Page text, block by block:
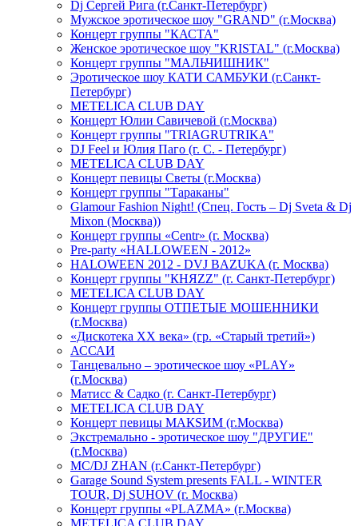
Dj Сергей Рига (г.Санкт-Петербург)
Мужское эротическое шоу "GRAND" (г.Москва)
Концерт группы "КАСТА"
Женское эротическое шоу "KRISTAL" (г.Москва)
Концерт группы "МАЛЬЧИШНИК"
Эротическое шоу КАТИ САМБУКИ (г.Санкт-
Петербург)
METELICA CLUB DAY
Концерт Юлии Савичевой (г.Москва)
Концерт группы "TRIAGRUTRIKA"
DJ Feel и Юлия Паго (г. С. - Петербург)
METELICA CLUB DAY
Концерт певицы Светы (г.Москва)
Концерт группы "Тараканы"
Glamour Fashion Night! (Спец. Гость – Dj Sveta & Dj
Mixon (Москва))
Концерт группы «Centr» (г. Москва)
Pre-party «HALLOWEEN - 2012»
HALOWEEN 2012 - DVJ BAZUKA (г. Москва)
Концерт группы "КНЯZZ" (г. Санкт-Петербург)
METELICA CLUB DAY
Концерт группы ОТПЕТЫЕ МОШЕННИКИ
(г.Москва)
«Дискотека ХХ века» (гр. «Старый третий»)
АССАИ
Танцевально – эротическое шоу «PLAY»
(г.Москва)
Матисс & Садко (г. Санкт-Петербург)
METELICA CLUB DAY
Концерт певицы МАКSИМ (г.Москва)
Экстремально - эротическое шоу "ДРУГИЕ"
(г.Москва)
МС/DJ ZHAN (г.Санкт-Петербург)
Garage Sound System presents FALL - WINTER
TOUR, Dj SUHOV (г. Москва)
Концерт группы «PLAZMA» (г.Москва)
METELICA CLUB DAY